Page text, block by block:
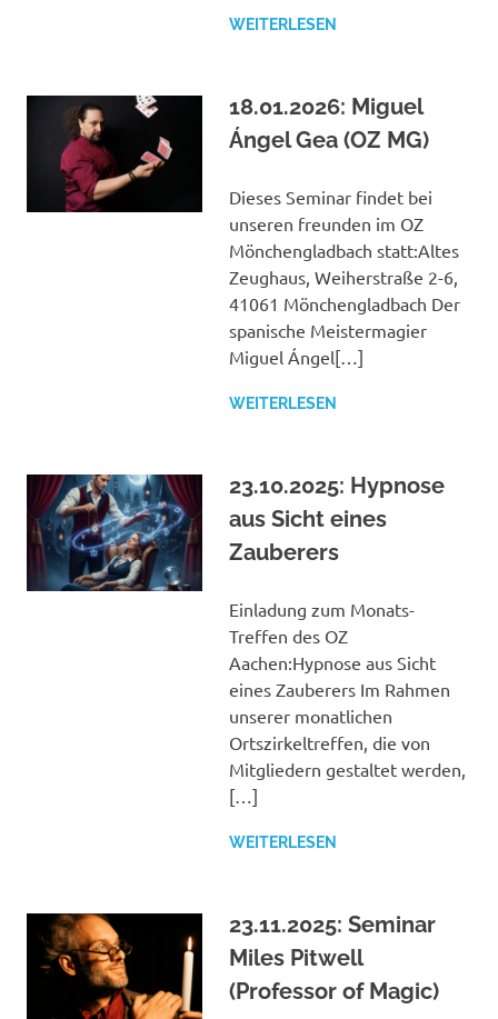
WEITERLESEN
18.01.2026: Miguel
Ángel Gea (OZ MG)
Dieses Seminar findet bei
unseren freunden im OZ
Mönchengladbach statt:Altes
Zeughaus, Weiherstraße 2-6,
41061 Mönchengladbach Der
spanische Meistermagier
Miguel Ángel[…]
WEITERLESEN
23.10.2025: Hypnose
aus Sicht eines
Zauberers
Einladung zum Monats-
Treffen des OZ
Aachen:Hypnose aus Sicht
eines Zauberers Im Rahmen
unserer monatlichen
Ortszirkeltreffen, die von
Mitgliedern gestaltet werden,
[…]
WEITERLESEN
23.11.2025: Seminar
Miles Pitwell
(Professor of Magic)